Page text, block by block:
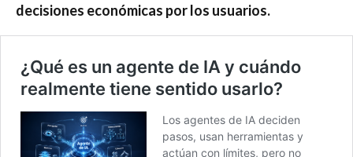
decisiones económicas por los usuarios.